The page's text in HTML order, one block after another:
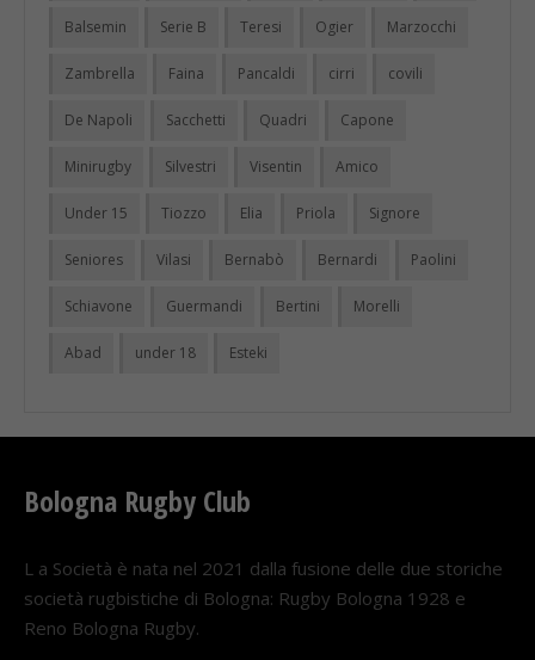
Balsemin Serie B Teresi Ogier Marzocchi
Zambrella Faina Pancaldi cirri covili
De Napoli Sacchetti Quadri Capone
Minirugby Silvestri Visentin Amico
Under 15 Tiozzo Elia Priola Signore
Seniores Vilasi Bernabò Bernardi Paolini
Schiavone Guermandi Bertini Morelli
Abad under 18 Esteki
Bologna Rugby Club
L a Società è nata nel 2021 dalla fusione delle due storiche
società rugbistiche di Bologna: Rugby Bologna 1928 e
Reno Bologna Rugby.